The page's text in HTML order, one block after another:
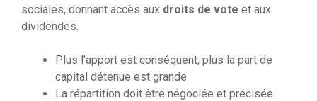
sociales, donnant accès aux droits de vote et aux
dividendes.
Plus l’apport est conséquent, plus la part de
capital détenue est grande
La répartition doit être négociée et précisée